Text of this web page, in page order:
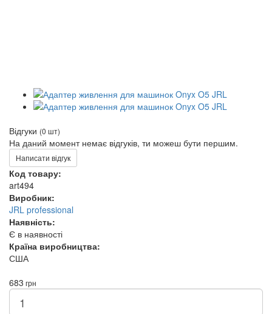
Відгуки (0 шт)
На даний момент немає відгуків, ти можеш бути першим.
Написати відгук
Код товару:
art494
Виробник:
JRL professional
Наявність:
Є в наявності
Країна виробництва:
США
683 грн